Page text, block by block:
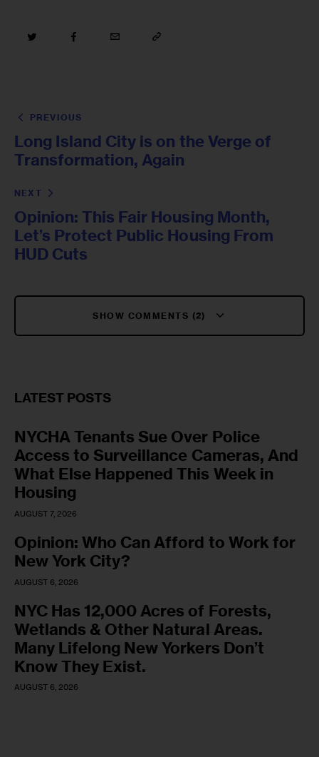
PREVIOUS
Long Island City is on the Verge of
Transformation, Again
NEXT
Opinion: This Fair Housing Month,
Let’s Protect Public Housing From
HUD Cuts
SHOW COMMENTS (2)
LATEST POSTS
NYCHA Tenants Sue Over Police
Access to Surveillance Cameras, And
What Else Happened This Week in
Housing
AUGUST 7, 2026
Opinion: Who Can Afford to Work for
New York City?
AUGUST 6, 2026
NYC Has 12,000 Acres of Forests,
Wetlands & Other Natural Areas.
Many Lifelong New Yorkers Don’t
Know They Exist.
AUGUST 6, 2026